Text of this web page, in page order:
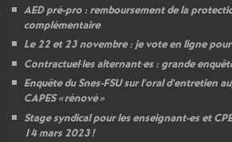
AEDpré-pro : remboursement de la
complémentaire
Le 22 et 23 novembre : je vote en ligne
Contractuel·les alternant·es : grande
Enquête du Snes-FSUsur l’oral d’entretien
CAPES«rénové»
Stage syndical pour les enseignant-es etCPE
14 mars 2023!